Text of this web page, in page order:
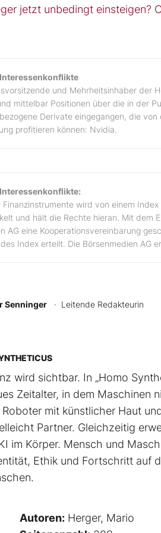
jetzt unbedingt einsteigen?
und Mehrheitsinhaber der
mittelbar Positionen über die in der
Derivate eingegangen, die
profitieren können: Nvidia.
Finanzinstrumente wird von einem
und hält die Rechte hieran. Mit dem
AG eine Kooperationsvereinbarung
Index erteilt. Die Börsenmedien AG
Senninger · Leitende Redakteurin
wird sichtbar. In „Homo
Zeitalter, in dem Maschinen
mit künstlicher Haut
Partner. Gleichzeitig
im Körper. Mensch und
Ethik und Fortschritt auf
Autoren: Herger, Mario